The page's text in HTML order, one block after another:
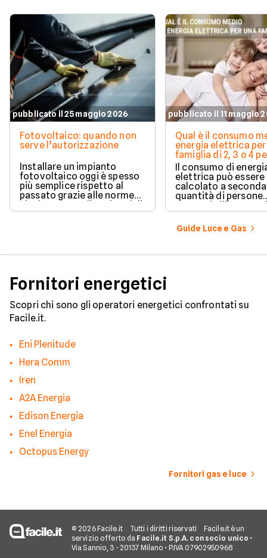
pubblicato il 25 maggio 2026
Fotovoltaico: quando non
serve l’autorizzazione
Installare un impianto
fotovoltaico oggi è spesso
più semplice rispetto al
passato grazie alle norme
che hanno ampliato i casi di
edilizia libera.
pubblicato il 11 maggio
Qual è il consumo
energia elettrica per
famiglia di 2, 3 o 4
Il consumo di
elettrica può essere
calcolato a
quantità di persone
presenti all'interno
determinato
numerosi i fattori
influenzano questo
considerazione per
Guide Luce e Gas
Fornitori energetici
Scopri chi sono gli operatori energetici confrontati su
Facile.it.
Eni Plenitude
Hera Comm
Iren
A2A Energia
Edison Energia
Enel Energia
Octopus Energy
Fornitori gas e luce
© 2026 Facile.it Tutti i diritti riservati
Facile.it è un
servizio offerto da Facile.it S.p.A. con socio unico •
Via Sannio, 3 - 20137 Milano • P.IVA 07902950968